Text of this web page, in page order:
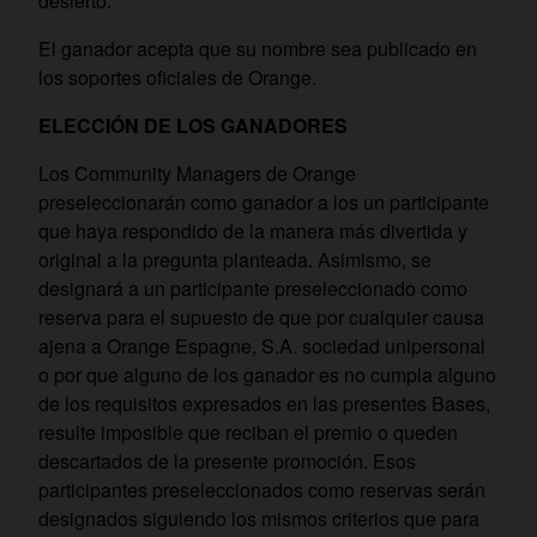
El ganador acepta que su nombre sea publicado en
los soportes oficiales de Orange.
ELECCIÓN DE LOS GANADORES
Los Community Managers de Orange
preseleccionarán como ganador a los un participante
que haya respondido de la manera más divertida y
original a la pregunta planteada. Asimismo, se
designará a un participante preseleccionado como
reserva para el supuesto de que por cualquier causa
ajena a Orange Espagne, S.A. sociedad unipersonal
o por que alguno de los ganador es no cumpla alguno
de los requisitos expresados en las presentes Bases,
resulte imposible que reciban el premio o queden
descartados de la presente promoción. Esos
participantes preseleccionados como reservas serán
designados siguiendo los mismos criterios que para